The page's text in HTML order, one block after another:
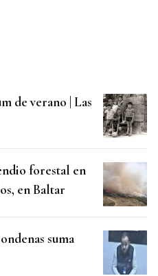
de verano | Las
forestal en
en Baltar
suma